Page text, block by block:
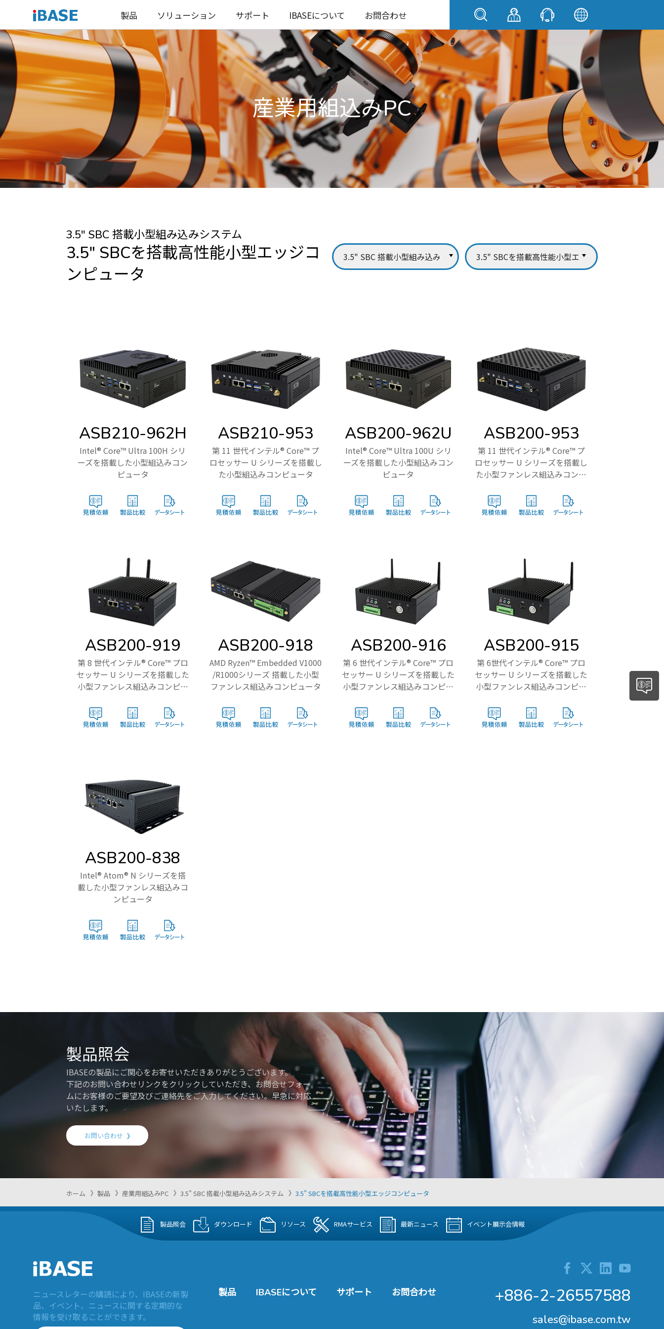
製品 ソリューション サポート IBASEについて お問合わせ
産業用組込みPC
3.5" SBC 搭載小型組み込みシステム
3.5" SBCを搭載高性能小型エッジコ
ンピュータ
ASB210-962H
Intel® Core™ Ultra 100H シリ
ーズを搭載した小型組込みコン
ピュータ
ASB210-953
第 11 世代インテル® Core™ プ
ロセッサー U シリーズを搭載し
た小型組込みコンピュータ
ASB200-962U
Intel® Core™ Ultra 100U シリ
ーズを搭載した小型組込みコン
ピュータ
ASB200-953
第 11 世代インテル® Core™ プ
ロセッサー U シリーズを搭載し
た小型ファンレス組込みコンピ
ASB200-919
第 8 世代インテル® Core™ プロ
セッサー U シリーズを搭載した
小型ファンレス組込みコンピュ
ASB200-918
AMD Ryzen™ Embedded V1000
/R1000シリーズ 搭載した小型
ファンレス組込みコンピュータ
ASB200-916
第 6 世代インテル® Core™ プロ
セッサー U シリーズを搭載した
小型ファンレス組込みコンピュ
ASB200-915
第 6世代インテル® Core™ プロ
セッサー U シリーズを搭載した
小型ファンレス組込みコンピュ
ASB200-838
Intel® Atom® N シリーズを搭
載した小型ファンレス組込みコ
ンピュータ
製品照会
IBASEの製品にご関心をお寄せいただきありがとうございます。
下記のお問い合わせリンクをクリックしていただき、お問合せフォー
ムにお客様のご要望及びご連絡先をご入力してください。早急に対応
いたします。
お問い合わせ
ホーム 製品 産業用組込みPC 3.5" SBC 搭載小型組み込みシステム 3.5" SBCを搭載高性能小型エッジコンピュータ
製品照会 ダウンロード リソース RMAサービス 最新ニュース イベント展示会情報
ニュースレターの購読により、IBASEの新製
品、イベント、ニュースに関する定期的な
情報を受け取ることができます。
製品 IBASEについて サポート お問合わせ +886-2-26557588
sales@ibase.com.tw